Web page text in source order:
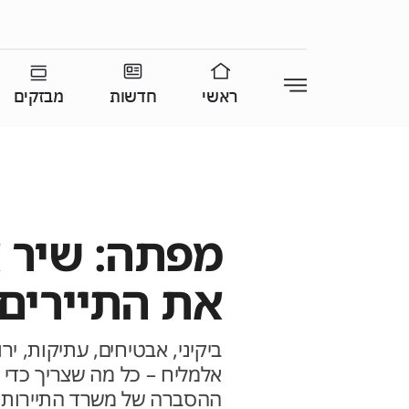
ראשי חדשות מבזקים
מפתה: שיר
את
ביקיני, אבטיחים, עתיקות,
אלמליח – כל מה שצריך כדי
ההסברה של משרד התיירות